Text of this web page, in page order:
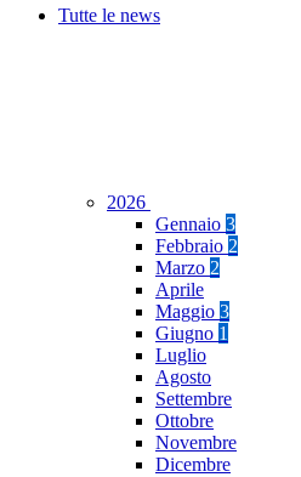
Tutte le news
2026
Gennaio 3
Febbraio 2
Marzo 2
Aprile
Maggio 3
Giugno 1
Luglio
Agosto
Settembre
Ottobre
Novembre
Dicembre